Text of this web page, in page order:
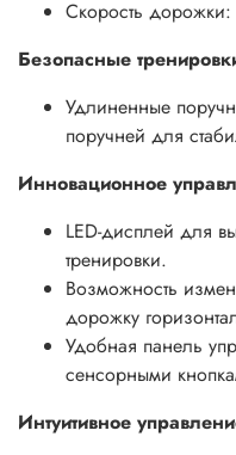
Скорость
Безопасные
Удлиненные
поручней для
Инновационное
LED-дисплей для
тренировки.
Возможность
дорожку
Удобная панель
сенсорными
Интуитивное